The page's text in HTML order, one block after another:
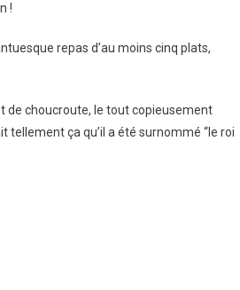
!
repas d’au moins cinq plats,
de choucroute, le tout copieusement
tellement ça qu’il a été surnommé “le roi